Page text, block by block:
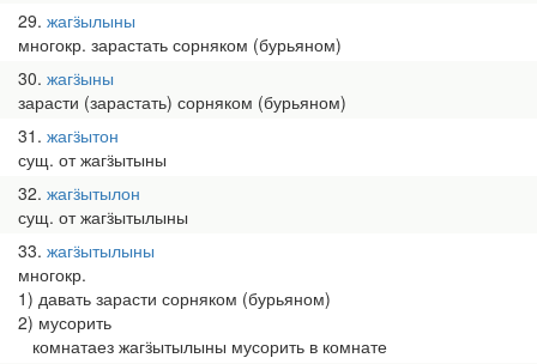
29 жагӟылыны
многокр. зарастать сорняком (бурьяном)
30 жагӟыны
зарасти (зарастать) сорняком (бурьяном)
31 жагӟытон
сущ. от жагӟытыны
32 жагӟытылон
сущ. от жагӟытылыны
33 жагӟытылыны
многокр.
1) давать зарасти сорняком (бурьяном)
2) мусорить
комнатаез жагӟытылыны мусорить в комнате